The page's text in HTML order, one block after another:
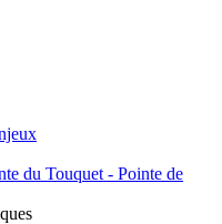
du Touquet - Pointe de